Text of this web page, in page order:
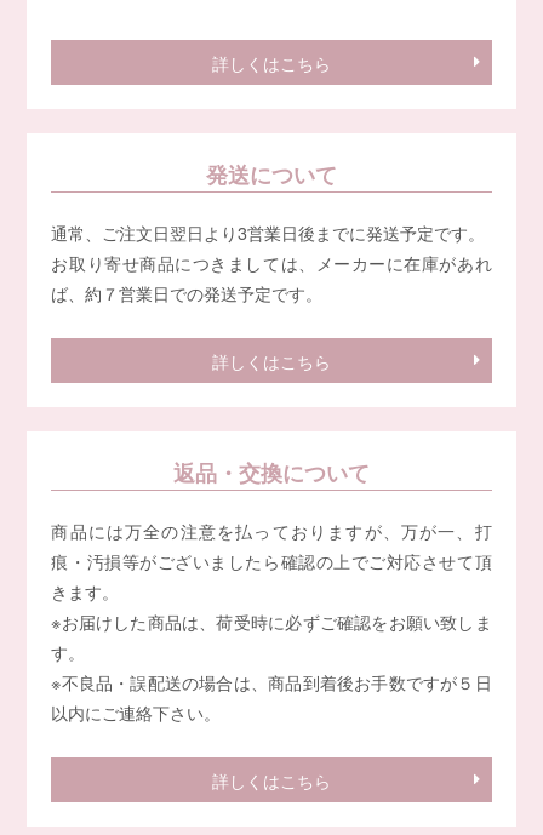
詳しくはこちら
発送について
通常、ご注文日翌日より3営業日後までに発送予定です。
お取り寄せ商品につきましては、メーカーに在庫があれ
ば、約７営業日での発送予定です。
詳しくはこちら
返品・交換について
商品には万全の注意を払っておりますが、万が一、打
痕・汚損等がございましたら確認の上でご対応させて頂
きます。
※お届けした商品は、荷受時に必ずご確認をお願い致しま
す。
※不良品・誤配送の場合は、商品到着後お手数ですが５日
以内にご連絡下さい。
詳しくはこちら